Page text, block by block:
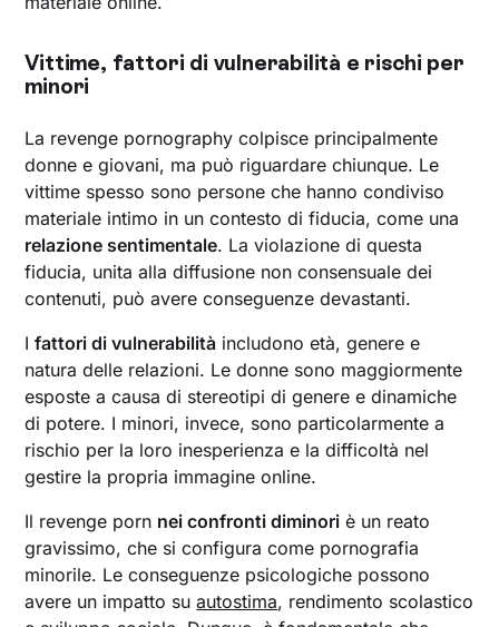
Vittime, fattori di vulnerabilità e rischi per
minori
La revenge pornography colpisce principalmente
donne e giovani, ma può riguardare chiunque. Le
vittime spesso sono persone che hanno condiviso
materiale intimo in un contesto di fiducia, come una
relazione sentimentale. La violazione di questa
fiducia, unita alla diffusione non consensuale dei
contenuti, può avere conseguenze devastanti.
Ifattori di vulnerabilità includono età, genere e
natura delle relazioni. Le donne sono maggiormente
esposte a causa di stereotipi di genere e dinamiche
di potere. I minori, invece, sono particolarmente a
rischio per la loro inesperienza e la difficoltà nel
gestire la propria immagine online.
Il revenge porn nei confronti diminori è un reato
gravissimo, che si configura come pornografia
minorile. Le conseguenze psicologiche possono
avere un impatto suautostima, rendimento scolastico